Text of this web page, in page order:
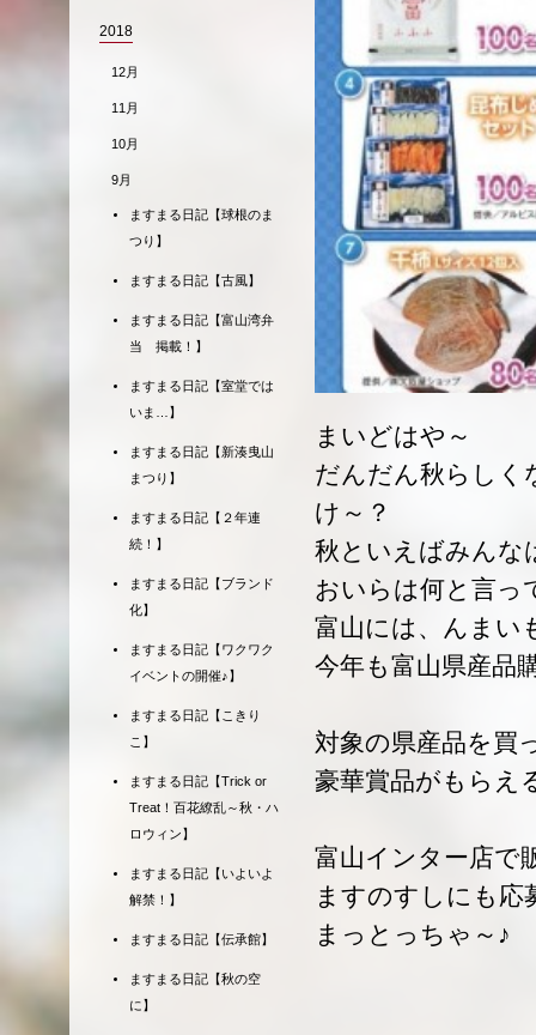
まいどはや～
だんだん秋らしく
け～？
秋といえばみんな
おいらは何と言っ
富山には、んまい
今年も富山県産品
対象の県産品を買
豪華賞品がもらえ
富山インター店で
ますのすしにも応
まっとっちゃ～♪
2018
12月
11月
10月
9月
ますまる日記【球根のま
つり】
ますまる日記【古風】
ますまる日記【富山湾弁
当 掲載！】
ますまる日記【室堂では
いま…】
ますまる日記【新湊曳山
まつり】
ますまる日記【２年連
続！】
ますまる日記【ブランド
化】
ますまる日記【ワクワク
イベントの開催♪】
ますまる日記【こきり
こ】
ますまる日記【Trick or
Treat！百花繚乱～秋・ハ
ロウィン】
ますまる日記【いよいよ
解禁！】
ますまる日記【伝承館】
ますまる日記【秋の空
に】